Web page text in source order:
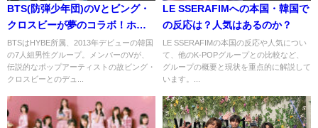
BTS(防弾少年団)のVとビング・
クロスビーが夢のコラボ！ホワ
イトクリスマスはビルボードに
ランクイン！
BTSはHYBE所属、2013年デビューの韓国
の7人組男性グループ。メンバーのVが、
伝説的なポップアーティストの故ビング・
クロスビーとのデュ...
LE SSERAFIMへの本国・韓国で
の反応は？人気はあるのか？
LE SSERAFIMの本国の反応や人気につい
て、他のK-POPグループとの比較など、
グループの概要と現状を重点的に解説して
います。...